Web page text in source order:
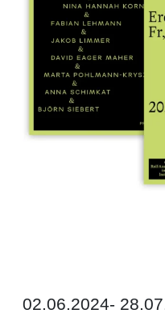
02.06.2024-